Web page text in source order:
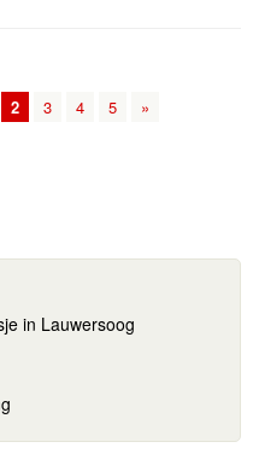
2 3 4 5 »
in Lauwersoog